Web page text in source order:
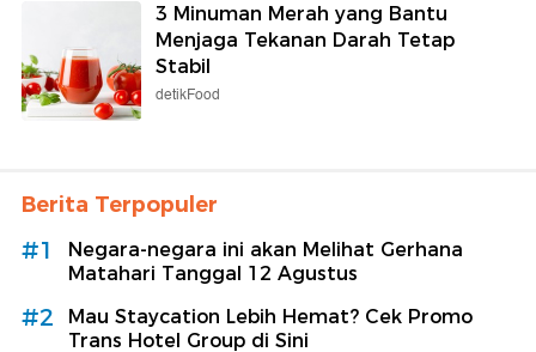
3 Minuman Merah yang Bantu
Menjaga Tekanan Darah Tetap
Stabil
detikFood
Berita Terpopuler
#1
Negara-negara ini akan Melihat Gerhana
Matahari Tanggal 12 Agustus
#2
Mau Staycation Lebih Hemat? Cek Promo
Trans Hotel Group di Sini